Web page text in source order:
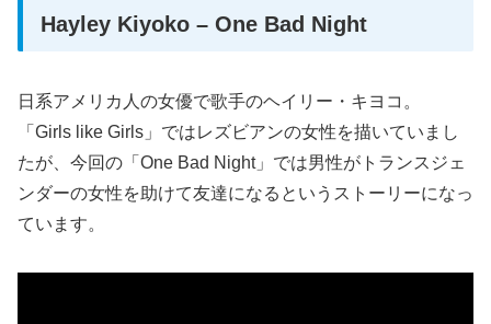
Hayley Kiyoko – One Bad Night
日系アメリカ人の女優で歌手のヘイリー・キヨコ。
「Girls like Girls」ではレズビアンの女性を描いていまし
たが、今回の「One Bad Night」では男性がトランスジェ
ンダーの女性を助けて友達になるというストーリーになっ
ています。